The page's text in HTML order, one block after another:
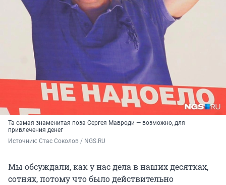
Та самая знаменитая поза Сергея Мавроди — возможно, для
привлечения денег
Источник: Стас Соколов / NGS.RU
Мы обсуждали, как у нас дела в наших десятках,
сотнях, потому что было действительно